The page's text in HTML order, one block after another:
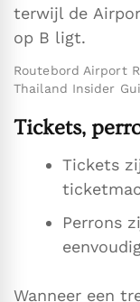
terwijl de
op B ligt.
Routebord Airport
Thailand Insider
Tickets,
Tickets
Perrons
Wanneer een